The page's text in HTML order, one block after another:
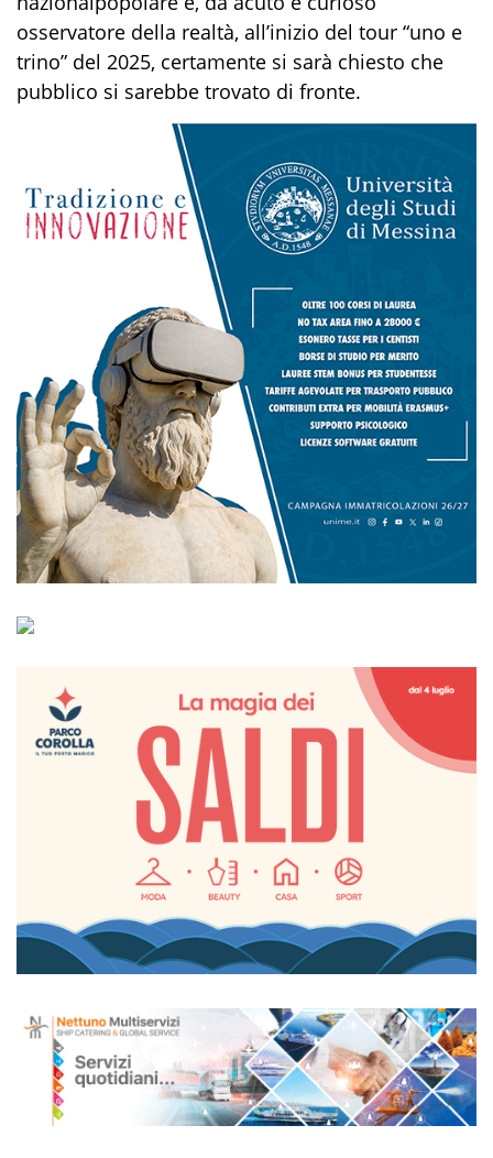
osservatore della realtà, all’inizio del tour “uno e
trino” del 2025, certamente si sarà chiesto che
pubblico si sarebbe trovato di fronte.